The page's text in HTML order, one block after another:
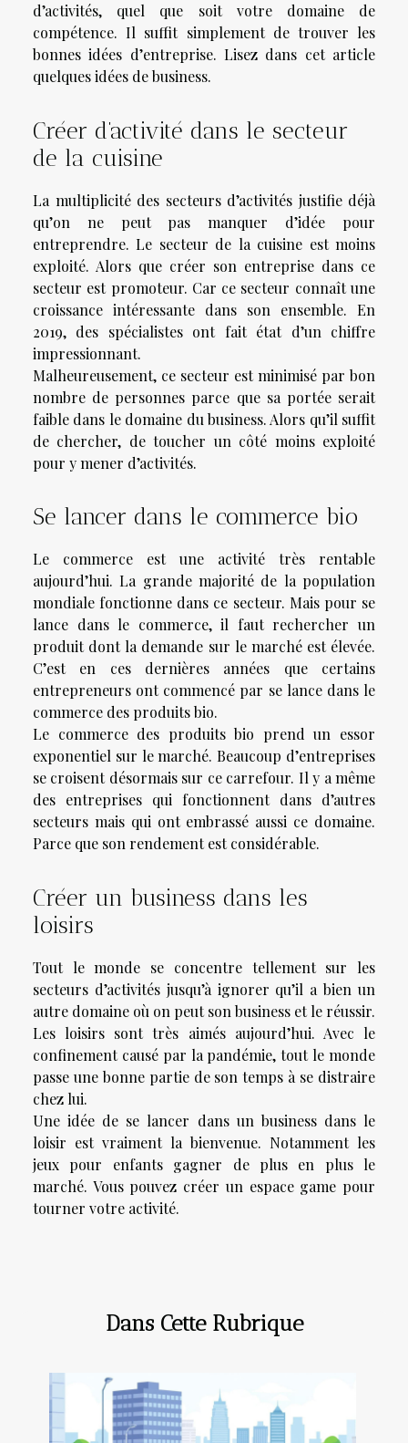
d’activités, quel que soit votre domaine de
compétence. Il suffit simplement de trouver les
bonnes idées d’entreprise. Lisez dans cet article
quelques idées de business.
Créer d’activité dans le secteur
de la cuisine
La multiplicité des secteurs d’activités justifie déjà
qu’on ne peut pas manquer d’idée pour
entreprendre. Le secteur de la cuisine est moins
exploité. Alors que créer son entreprise dans ce
secteur est promoteur. Car ce secteur connaît une
croissance intéressante dans son ensemble. En
2019, des spécialistes ont fait état d’un chiffre
impressionnant.
Malheureusement, ce secteur est minimisé par bon
nombre de personnes parce que sa portée serait
faible dans le domaine du business. Alors qu’il suffit
de chercher, de toucher un côté moins exploité
pour y mener d’activités.
Se lancer dans le commerce bio
Le commerce est une activité très rentable
aujourd’hui. La grande majorité de la population
mondiale fonctionne dans ce secteur. Mais pour se
lance dans le commerce, il faut rechercher un
produit dont la demande sur le marché est élevée.
C’est en ces dernières années que certains
entrepreneurs ont commencé par se lance dans le
commerce des produits bio.
Le commerce des produits bio prend un essor
exponentiel sur le marché. Beaucoup d’entreprises
se croisent désormais sur ce carrefour. Il y a même
des entreprises qui fonctionnent dans d’autres
secteurs mais qui ont embrassé aussi ce domaine.
Parce que son rendement est considérable.
Créer un business dans les
loisirs
Tout le monde se concentre tellement sur les
secteurs d’activités jusqu’à ignorer qu’il a bien un
autre domaine où on peut son business et le réussir.
Les loisirs sont très aimés aujourd’hui. Avec le
confinement causé par la pandémie, tout le monde
passe une bonne partie de son temps à se distraire
chez lui.
Une idée de se lancer dans un business dans le
loisir est vraiment la bienvenue. Notamment les
jeux pour enfants gagner de plus en plus le
marché. Vous pouvez créer un espace game pour
tourner votre activité.
Dans Cette Rubrique